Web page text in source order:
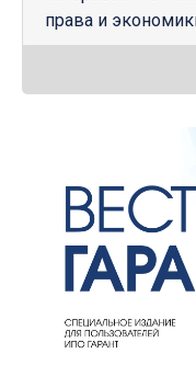
права и